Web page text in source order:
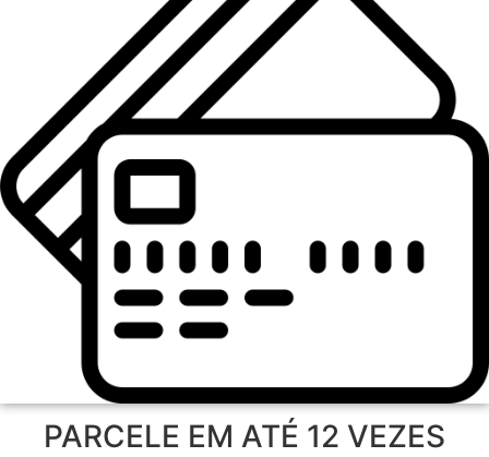
PARCELE EM ATÉ 12 VEZES